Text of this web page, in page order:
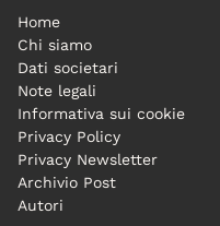
Home
Chi siamo
Dati societari
Note legali
Informativa sui cookie
Privacy Policy
Privacy Newsletter
Archivio Post
Autori